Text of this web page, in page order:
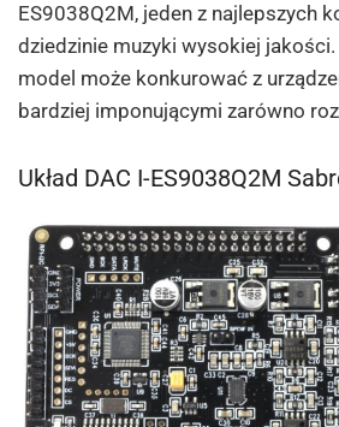
ES9038Q2M, jeden z najlepszych
dziedzinie muzyki wysokiej
model może konkurować z
bardziej imponującymi zarówno
Układ DAC I-ES9038Q2M